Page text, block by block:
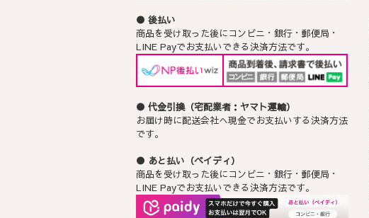
● 後払い
商品を受け取った後にコンビニ・銀行・郵便局・
LINE Payでお支払いできる決済方法です。
● 代金引換（宅配業者：ヤマト運輸）
お届け時に配送会社へ現金でお支払いする決済方法
です｡
● あと払い（ペイディ）
商品を受け取った後にコンビニ・銀行・郵便局・
LINE Payでお支払いできる決済方法です。